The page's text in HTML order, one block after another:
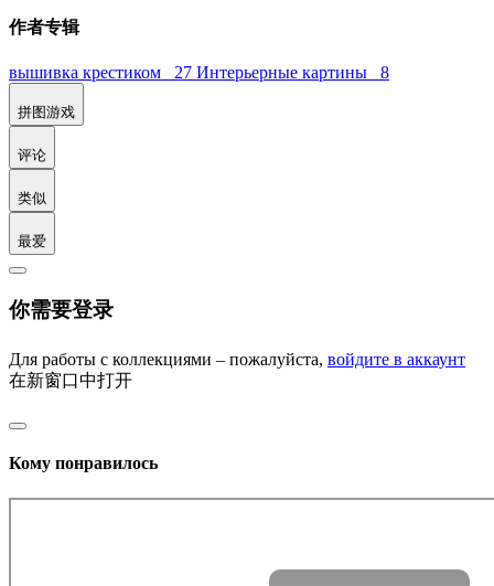
作者专辑
вышивка крестиком 27 Интерьерные картины 8
拼图游戏
评论
类似
最爱
你需要登录
Для работы с коллекциями – пожалуйста, войдите в аккаунт
在新窗口中打开
Кому понравилось